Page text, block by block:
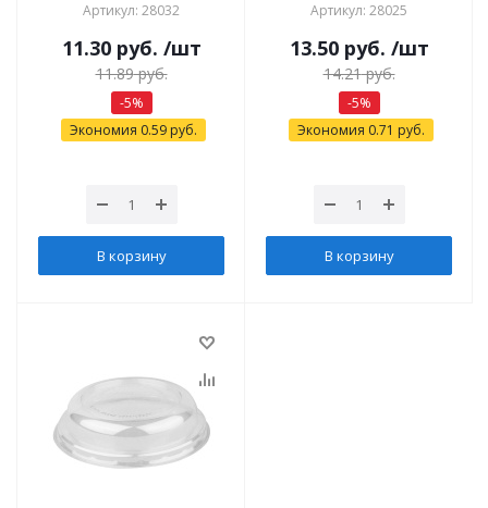
Артикул: 28032
11.30руб. /шт
11.89руб.
-5%
Экономия 0.59руб.
В корзину
Артикул: 28025
13.50руб. /шт
14.21руб.
-5%
Экономия 0.71 руб.
В корзину